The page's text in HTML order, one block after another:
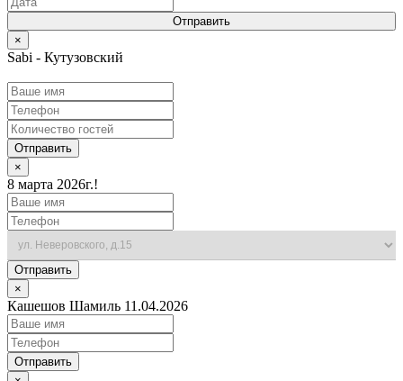
×
Sabi - Кутузовский
Отправить
×
8 марта 2026г.!
Отправить
×
Кашешов Шамиль 11.04.2026
Отправить